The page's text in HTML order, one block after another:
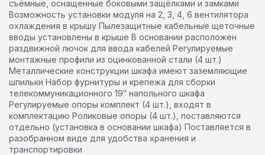
съёмные, оснащенные боковыми защёлками и замками
Возможность установки модуля на 2, 3, 4, 6 вентилятора
охлаждения в крышу Пылезащитные кабельные щеточные
вводы установлены в крыше В основании расположен
раздвижной лючок для ввода кабелей Регулируемые
монтажные профили из оцинкованной стали (4 шт.)
Металлические конструкции шкафа имеют заземляющие
шпильки Набор фурнитуры и крепежа для сборки
телекоммуникационного 19″ напольного шкафа
Регулируемые опоры комплект (4 шт.), входят в
комплектацию Роликовые опоры (4 шт.), поставляются
отдельно (установка в основании шкафа) Поставляется в
разобранном виде для удобства хранения и
транспортировки